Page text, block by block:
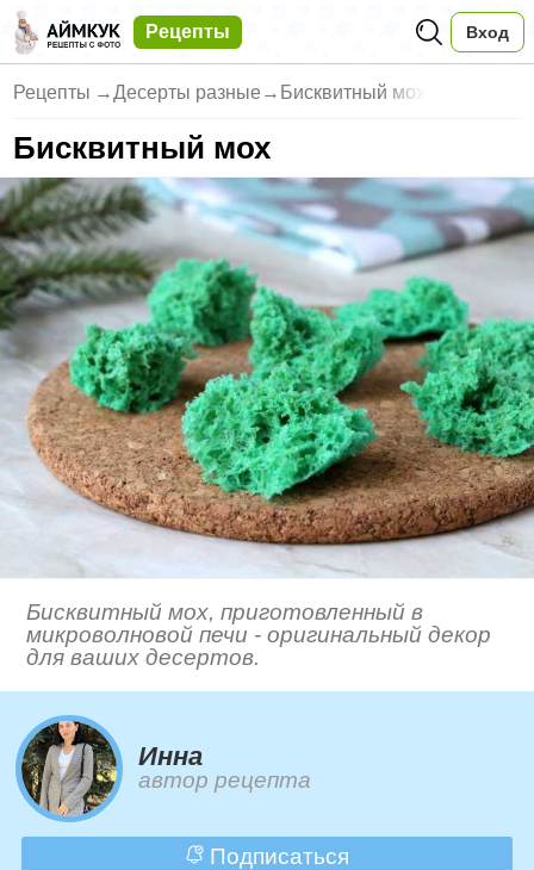
Рецепты Вход
Рецепты →Десерты разные → Бисквитный мох
Бисквитный мох
Бисквитный мох, приготовленный в
микроволновой печи - оригинальный декор
для ваших десертов.
Инна
автор рецепта
Подписаться